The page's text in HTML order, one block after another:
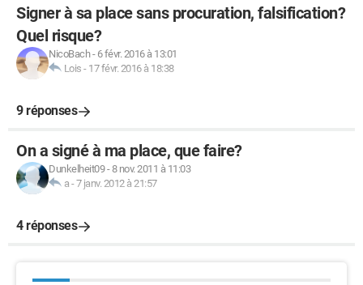
Signer à sa place sans procuration, falsification?
Quel risque?
NicoBach- 6 févr. 2016 à 13:01
Lois - 17 févr. 2016 à 18:38
9 réponses
On a signé à ma place, que faire?
Dunkelheit09-8 nov. 2011 à 11:03
a -7 janv. 2012 à 21:57
4 réponses